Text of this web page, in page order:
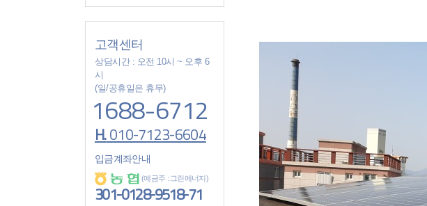
고객센터
상담시간 : 오전 10시 ~ 오후 6
시
(일/공휴일은 휴무)
1688-6712
H.010-7123-6604
입금계좌안내
(예금주 : 그린에너지)
301-0128-9518-71